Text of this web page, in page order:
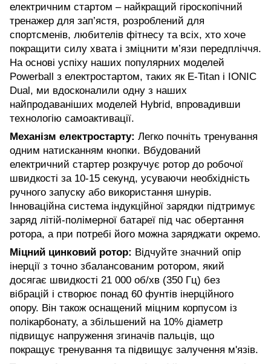
електричним стартом – найкращий гіроскопічний
тренажер для зап’ястя, розроблений для
спортсменів, любителів фітнесу та всіх, хто хоче
покращити силу хвата і зміцнити м’язи передпліччя.
На основі успіху наших популярних моделей
Powerball з електростартом, таких як E-Titan і IONIC
Dual, ми вдосконалили одну з наших
найпродаваніших моделей Hybrid, впровадивши
технологію самоактивації.
Механізм електростарту: Легко почніть тренування
одним натисканням кнопки. Вбудований
електричний стартер розкручує ротор до робочої
швидкості за 10-15 секунд, усуваючи необхідність
ручного запуску або використання шнурів.
Інноваційна система індукційної зарядки підтримує
заряд літій-полімерної батареї під час обертання
ротора, а при потребі його можна заряджати окремо.
Міцний цинковий ротор: Відчуйте значний опір
інерції з точно збалансованим ротором, який
досягає швидкості 21 000 об/хв (350 Гц) без
вібрацій і створює понад 60 фунтів інерційного
опору. Він також оснащений міцним корпусом із
полікарбонату, а збільшений на 10% діаметр
підвищує напруження згиначів пальців, що
покращує тренування та підвищує залучення м'язів.